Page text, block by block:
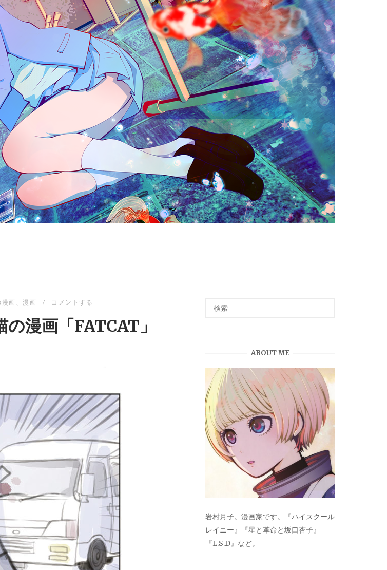
画、 漫画 コメントする
漫画「FATCAT」
ABOUT ME
岩村月子。漫画家です。『ハイスクール
レイニー』『星と革命と坂口杏子』
『L.S.D』など。